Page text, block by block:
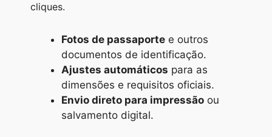
cliques.
Fotos de passaporte e outros
documentos de identificação.
Ajustes automáticos para as
dimensões e requisitos oficiais.
Envio direto para impressão ou
salvamento digital.